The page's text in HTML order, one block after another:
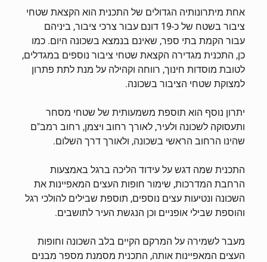
אחת מיתרונותיה הגדולים של התכנית הוא הקצאת שטחי
ציבור בשטח של כ-19 דונם עבור צרכי ציבור, ביניהם
עבור הקמת בתי ספר, שאינם בנמצא בשכונה היום. כמו
כן, התכנית מגדירה הקצאת שטחי ציבור נוספים במגדלים,
לטובת מוסדות חינוך, רווחה וקהילה על מנת לתת פתרון
למצוקת שטחי הציבור בשכונה.
יתרון נוסף הוא תוספת משמעותית של שטחי מסחר
ותעסוקה לשכונה ולעיר, לאורך רחוב ויצמן, רחוב רמב"ם
שהינו הרחוב הראשי בשכונה, ולאורך דרך השלום.
התכנית שמה דגש על עידוד הליכה ברגל באמצעות
הרחבת המדרכות, שימור חופות העצים המאפיינות את
השכונה ונטיעות עצים נוספים, תוספת שבילים להולכי רגל
והוספת שבילי אופניים וכן הנגשת העיר לתושבים.
מעבר לשמירה על המרקם הקיים בלב השכונה וחופות
העצים המאפיינות אותה, התכנית מסמנת מספר מבנים